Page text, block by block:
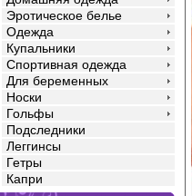
Эротическое белье
Одежда
Купальники
Спортивная одежда
Для беременных
Носки
Гольфы
Подследники
Леггинсы
Гетры
Капри